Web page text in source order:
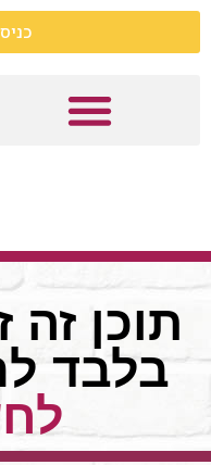
תוכן זה
בלבד